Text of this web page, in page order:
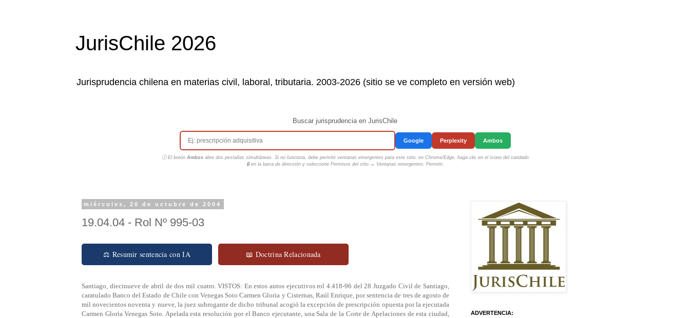
JurisChile 2026
Jurisprudencia chilena en materias civil, laboral, tributaria. 2003-2026 (sitio se ve completo en versión web)
Buscar jurisprudencia en JurisChile
Google Perplexity Ambos
ⓘ El botón Ambosabre dos pestañas simultáneas. Si no funciona, debe permitir ventanas emergentes para este sitio: en Chrome/Edge, haga clic en el ícono del candado
🔒 en la barra de dirección y seleccione Permisos del sitio → Ventanas emergentes: Permitir.
miércoles, 20 de octubre de 2004
19.04.04 - Rol Nº 995-03
⚖ Resumir sentencia con IA 📖 Doctrina Relacionada
Santiago, diecinueve de abril de dos mil cuatro. VISTOS: En estos autos ejecutivos rol 4.418-96 del 28 Juzgado Civil de Santiago,
caratulado Banco del Estado de Chile con Venegas Soto Carmen Gloria y Cisternas, Raúl Enrique, por sentencia de tres de agosto de
mil novecientos noventa y nueve, la juez subrogante de dicho tribunal acogió la excepción de prescripción opuesta por la ejecutada
Carmen Gloria Venegas Soto. Apelada esta resolución por el Banco ejecutante, una Sala de la Corte de Apelaciones de esta ciudad,
ADVERTENCIA: